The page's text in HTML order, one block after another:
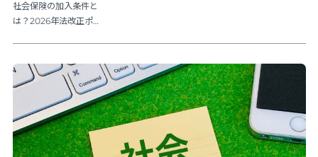
社会保険の加入条件と
は？2026年法改正ポイ